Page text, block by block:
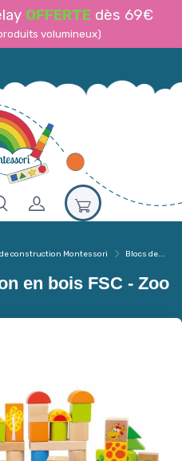
OFFERTE dès 69€
volumineux)
construction Montessori Blocs de...
en bois FSC - Zoo